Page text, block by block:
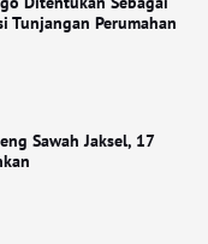
Tunjangan Perumahan
Sawah Jaksel, 17